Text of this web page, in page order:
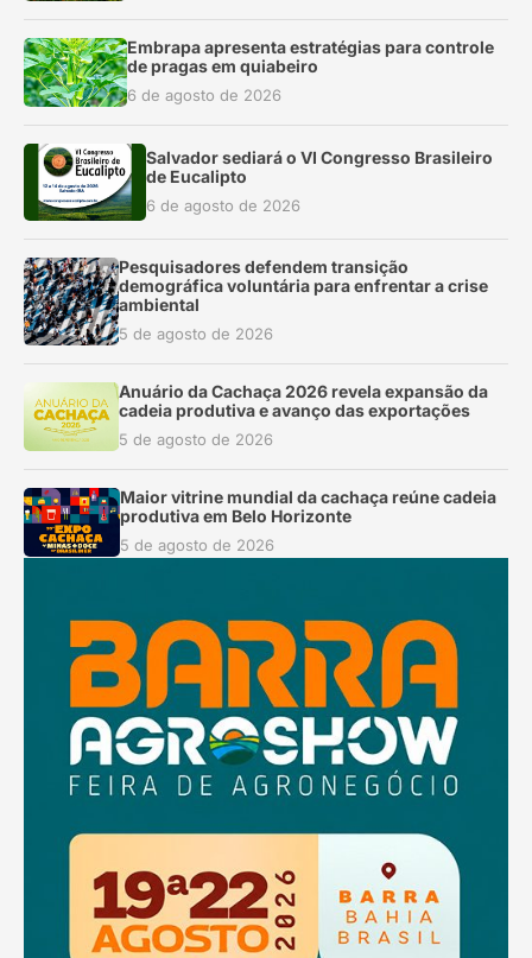
Embrapa apresenta estratégias para controle
de pragas em quiabeiro
6 de agosto de 2026
Salvador sediará o VI Congresso Brasileiro
de Eucalipto
6 de agosto de 2026
Pesquisadores defendem transição
demográfica voluntária para enfrentar a crise
ambiental
5 de agosto de 2026
Anuário da Cachaça 2026 revela expansão da
cadeia produtiva e avanço das exportações
5 de agosto de 2026
Maior vitrine mundial da cachaça reúne cadeia
produtiva em Belo Horizonte
5 de agosto de 2026